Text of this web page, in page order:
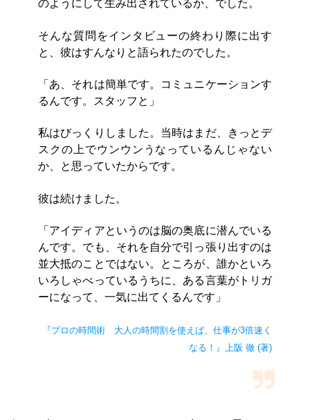
のようにして生み出されているか、でした。
そんな質問をインタビューの終わり際に出す
と、彼はすんなりと語られたのでした。
「あ、それは簡単です。コミュニケーションす
るんです。スタッフと」
私はびっくりしました。当時はまだ、きっとデ
スクの上でウンウンうなっているんじゃない
か、と思っていたからです。
彼は続けました。
「アイディアというのは脳の奥底に潜んでいる
んです。でも、それを自分で引っ張り出すのは
並大抵のことではない。ところが、誰かといろ
いろしゃべっているうちに、ある言葉がトリガ
ーになって、一気に出てくるんです」
『プロの時間術 大人の時間割を使えば、仕事が3倍速く
なる！』上阪 徹 (著)